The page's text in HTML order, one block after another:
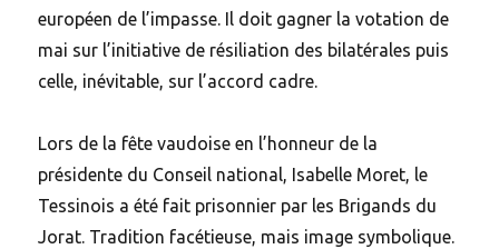
européen de l’impasse. Il doit gagner la votation de
mai sur l’initiative de résiliation des bilatérales puis
celle, inévitable, sur l’accord cadre.
Lors de la fête vaudoise en l’honneur de la
présidente du Conseil national, Isabelle Moret, le
Tessinois a été fait prisonnier par les Brigands du
Jorat. Tradition facétieuse, mais image symbolique.